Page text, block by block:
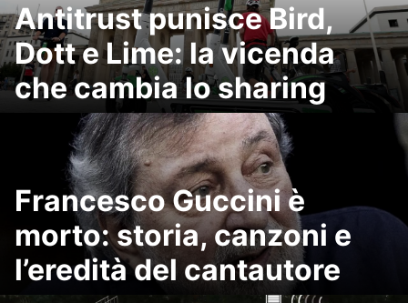
Antitrust punisce Bird,
Dott e Lime: la vicenda
che cambia lo sharing
Francesco Guccini è
morto: storia, canzoni e
l’eredità del cantautore